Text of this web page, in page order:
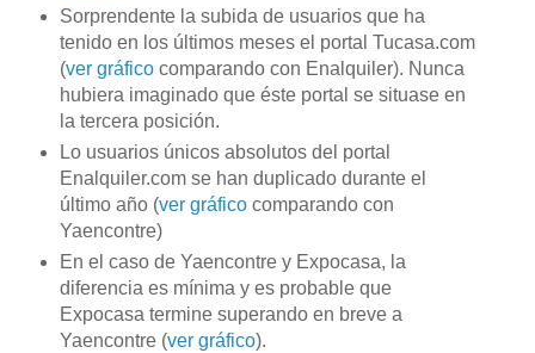
Sorprendente la subida de usuarios que ha
tenido en los últimos meses el portal Tucasa.com
(ver gráficocomparando con Enalquiler). Nunca
hubiera imaginado que éste portal se situase en
la tercera posición.
Lo usuarios únicos absolutos del portal
Enalquiler.com se han duplicado durante el
último año (ver gráficocomparando con
Yaencontre)
En el caso de Yaencontre y Expocasa, la
diferencia es mínima y es probable que
Expocasa termine superando en breve a
Yaencontre (ver gráfico).